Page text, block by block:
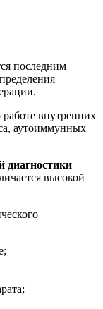
последним
работе внутренних
аутоиммунных
диагностики
высокой